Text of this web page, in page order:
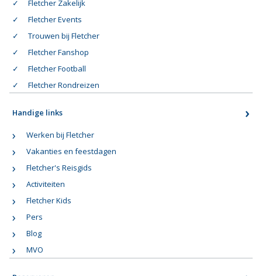
Fletcher Zakelijk
Fletcher Events
Trouwen bij Fletcher
Fletcher Fanshop
Fletcher Football
Fletcher Rondreizen
Handige links
Werken bij Fletcher
Vakanties en feestdagen
Fletcher's Reisgids
Activiteiten
Fletcher Kids
Pers
Blog
MVO